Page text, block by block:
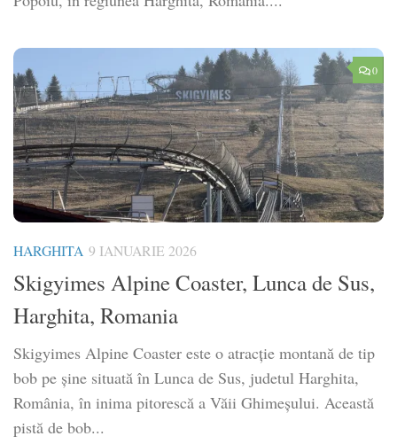
0
HARGHITA 9 IANUARIE 2026
Skigyimes Alpine Coaster, Lunca de Sus,
Harghita, Romania
Skigyimes Alpine Coaster este o atracție montană de tip
bob pe șine situată în Lunca de Sus, judetul Harghita,
România, în inima pitorescă a Văii Ghimeșului. Această
pistă de bob...